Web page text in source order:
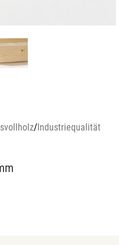
/ Industriequalität